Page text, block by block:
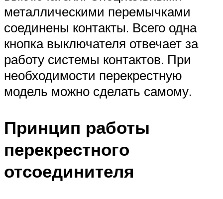
металлическими перемычками
соединены контакты. Всего одна
кнопка выключателя отвечает за
работу системы контактов. При
необходимости перекрестную
модель можно сделать самому.
Принцип работы
перекрестного
отсоединителя